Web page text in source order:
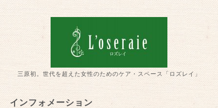
三原初。世代を超えた女性のためのケア・スペース「ロズレイ」
インフォメーション